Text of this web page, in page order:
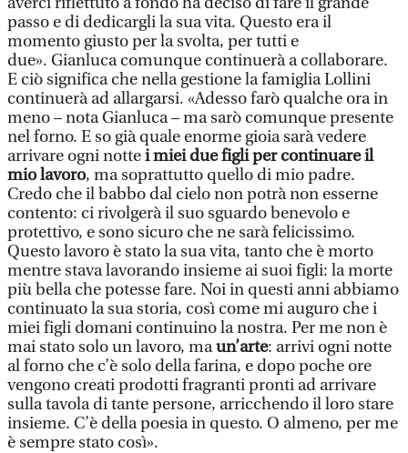
passo e di dedicargli la sua vita. Questo era il
momento giusto per la svolta, per tutti e
due». Gianluca comunque continuerà a collaborare.
E ciò significa che nella gestione la famiglia Lollini
continuerà ad allargarsi. «Adesso farò qualche ora in
meno – nota Gianluca – ma sarò comunque presente
nel forno. E so già quale enorme gioia sarà vedere
arrivare ogni nottei miei due figli per continuare il
mio lavoro, ma soprattutto quello di mio padre.
Credo che il babbo dal cielo non potrà non esserne
contento: ci rivolgerà il suo sguardo benevolo e
protettivo, e sono sicuro che ne sarà felicissimo.
Questo lavoro è stato la sua vita, tanto che è morto
mentre stava lavorando insieme ai suoi figli: la morte
più bella che potesse fare. Noi in questi anni abbiamo
continuato la sua storia, così come mi auguro che i
miei figli domani continuino la nostra. Per me non è
mai stato solo un lavoro, maun’arte: arrivi ogni notte
al forno che c’è solo della farina, e dopo poche ore
vengono creati prodotti fragranti pronti ad arrivare
sulla tavola di tante persone, arricchendo il loro stare
insieme. C’è della poesia in questo. O almeno, per me
è sempre stato così».